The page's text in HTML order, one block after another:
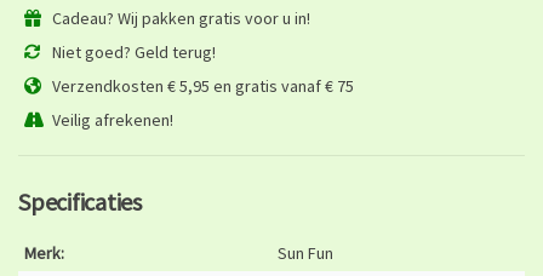
Cadeau? Wij pakken gratis voor u in!
Niet goed? Geld terug!
Verzendkosten € 5,95 en gratis vanaf € 75
Veilig afrekenen!
Specificaties
Merk:
Sun Fun